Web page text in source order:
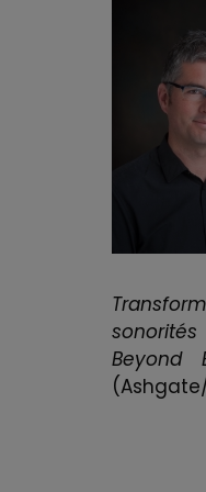
sonorités
Beyond
Edward